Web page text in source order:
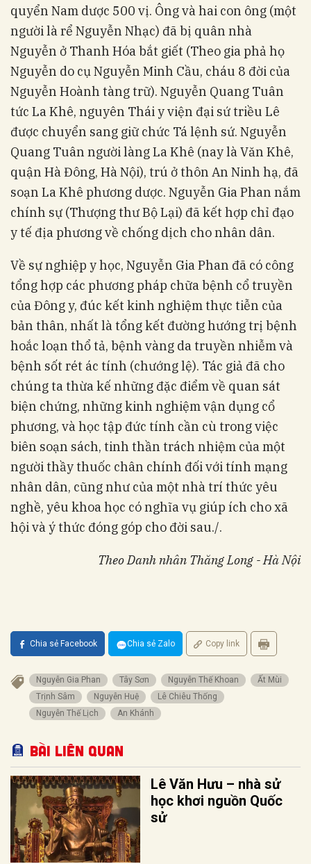
quyển Nam dược 500 vị. Ông và hai con ông (một
người là rể Nguyễn Nhạc) đã bị quân nhà
Nguyễn ở Thanh Hóa bắt giết (Theo gia phả họ
Nguyễn do cụ Nguyễn Minh Cầu, cháu 8 đời của
Nguyễn Hoành tàng trữ). Nguyễn Quang Tuân
tức La Khê, nguyên Thái y viện đại sứ triều Lê
được chuyển sang giữ chức Tá lệnh sứ. Nguyễn
Quang Tuân người làng La Khê (nay là Văn Khê,
quận Hà Đông, Hà Nội), trú ở thôn An Ninh hạ, đã
soạn La Khê phương dược. Nguyễn Gia Phan nắm
chính sự (Thượng thư Bộ Lại) đã kết hợp chỉ đạo
y tế địa phương về chống dịch cho nhân dân.
Về sự nghiệp y học, Nguyễn Gia Phan đã có công
tổng hợp các phương pháp chữa bệnh cổ truyền
của Đông y, đúc kết kinh nghiệm thực tiễn của
bản thân, nhất là tổng kết đường hướng trị bệnh
hoắc loạn thổ tả, bệnh vàng da truyền nhiễm và
bệnh sốt rét ác tính (chướng lệ). Tác giả đã cho
chúng ta thừa kế những đặc điểm về quan sát
biện chứng, những kinh nghiệm vận dụng cổ
phương, và học tập đức tính cần cù trong việc
biên soạn sách, tinh thần trách nhiệm của một
người thầy thuốc chân chính đối với tính mạng
nhân dân, cũng như của một nhà trí thức yêu
nghề, yêu khoa học có nghĩa vụ giúp ích cho xã
hội và ý thức đóng góp cho đời sau./.
Theo Danh nhân Thăng Long - Hà Nội
Chia sẻ Facebook Chia sẻ Zalo Copy link
Nguyễn Gia Phan Tây Sơn Nguyễn Thế Khoan
Ất Mùi
Trịnh Sâm
Nguyễn Huệ
Lê Chiêu Thống
Nguyễn Thế Lịch
An Khánh
Bài liên quan
Lê Văn Hưu – nhà sử
học khơi nguồn Quốc
sử